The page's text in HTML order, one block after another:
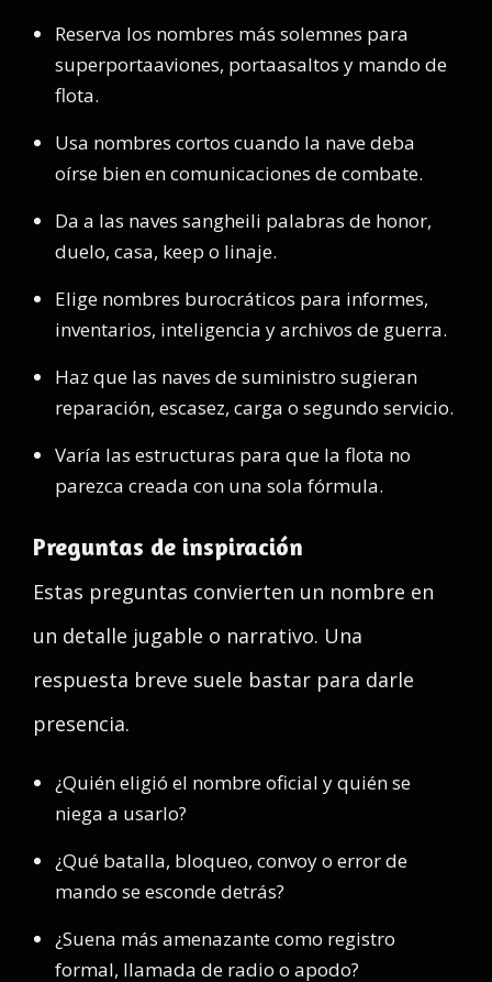
Reserva los nombres más solemnes para
superportaaviones, portaasaltos y mando de
flota.
Usa nombres cortos cuando la nave deba
oírse bien en comunicaciones de combate.
Da a las naves sangheili palabras de honor,
duelo, casa, keep o linaje.
Elige nombres burocráticos para informes,
inventarios, inteligencia y archivos de guerra.
Haz que las naves de suministro sugieran
reparación, escasez, carga o segundo servicio.
Varía las estructuras para que la flota no
parezca creada con una sola fórmula.
Preguntas de inspiración
Estas preguntas convierten un nombre en
un detalle jugable o narrativo. Una
respuesta breve suele bastar para darle
presencia.
¿Quién eligió el nombre oficial y quién se
niega a usarlo?
¿Qué batalla, bloqueo, convoy o error de
mando se esconde detrás?
¿Suena más amenazante como registro
formal, llamada de radio o apodo?